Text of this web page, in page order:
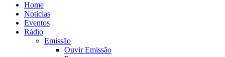
Home
Noticias
Eventos
Rádio
Emissão
Ouvir Emissão